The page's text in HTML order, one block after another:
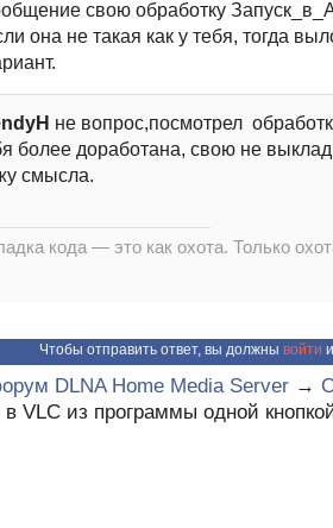
свою обработку
она не такая как у тебя, тогда
не вопрос,посмотрел
более доработана, свою не
смысла.
кода — это как охота. Только
Чтобы отправить ответ, вы должны войти
DLNA Home Media Server →
VLC из программы одной